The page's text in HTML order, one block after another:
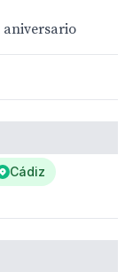
Cádiz